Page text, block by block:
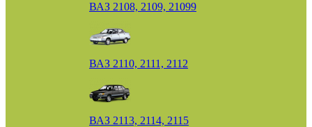
ВАЗ 2108, 2109, 21099
ВАЗ 2110, 2111, 2112
ВАЗ 2113, 2114, 2115